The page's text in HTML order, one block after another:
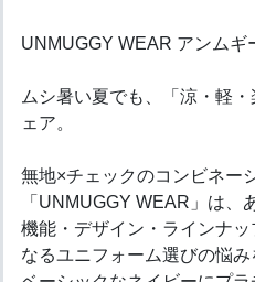
UNMUGGY WEAR アンムギ
ムシ暑い夏でも、「涼・軽
ェア。
無地×チェックのコンビネー
「UNMUGGY WEAR」は、
機能・デザイン・ラインナ
なるユニフォーム選びの悩み